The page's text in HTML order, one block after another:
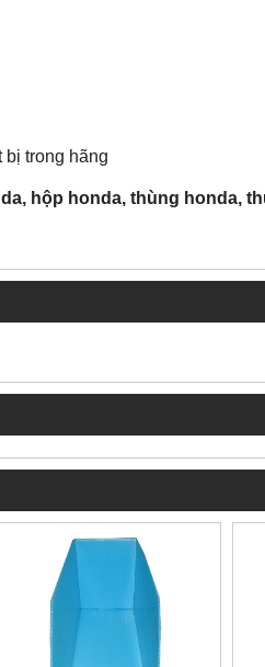
bị trong hãng
hộp honda, thùng honda,